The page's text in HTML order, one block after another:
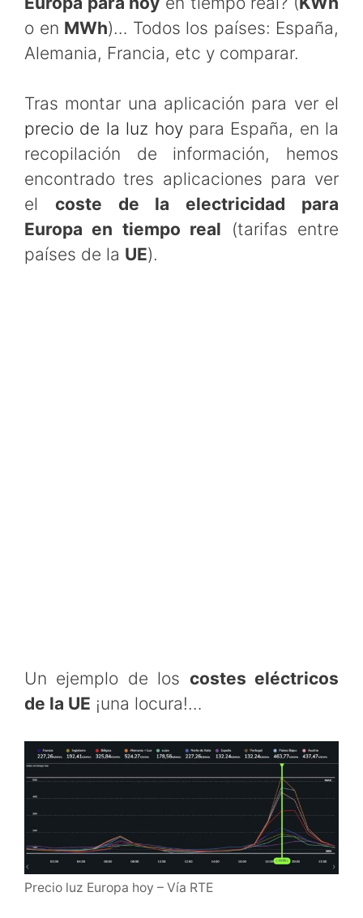
o en MWh)… Todos los países: España,
Alemania, Francia, etc y comparar.
Tras montar una aplicación para ver el
precio de la luz hoypara España, en la
recopilación de información, hemos
encontrado tres aplicaciones para ver
el coste de la electricidad para
Europa en tiempo real (tarifas entre
países de la UE).
Un ejemplo de los costes eléctricos
de la UE ¡una locura!…
Precio luz Europa hoy – Vía RTE